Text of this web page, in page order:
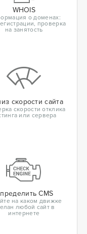
WHOIS
о доменах:
проверка
на занятость
скорости сайта
скорости отклика
или сервера
CMS
на каком движке
любой сайт в
интернете